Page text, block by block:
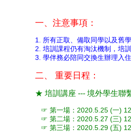
一、注意事項：
1. 所有正取、備取同學以及舊
2. 培訓課程仍有淘汰機制，培
3. 學伴務必陪同交換生辦理入
二、 重要日程：
★ 培訓講座 --- 境外學生聯
☞ 第一場：2020.5.25 (一)
☞ 第二場：2020.5.27 (三)
☞ 第三場：2020.5.29 (五)